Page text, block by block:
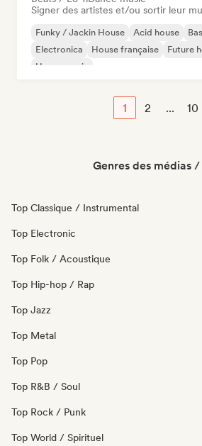
Signer des artistes et/ou sortir leur
Funky / Jackin House Acid house
Electronica
House française
Future
House music
1 2 ... 10
Genres des médias /
Top Classique / Instrumental
Top Electronic
Top Folk / Acoustique
Top Hip-hop / Rap
Top Jazz
Top Metal
Top Pop
Top R&B / Soul
Top Rock / Punk
Top World / Spirituel